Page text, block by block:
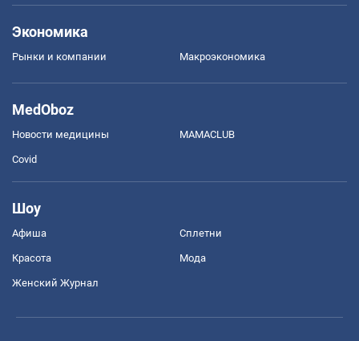
Экономика
Рынки и компании Mакроэкономика
MedOboz
Новости медицины MAMACLUB
Covid
Шоу
Афиша Сплетни
Красота Мода
Женский Журнал